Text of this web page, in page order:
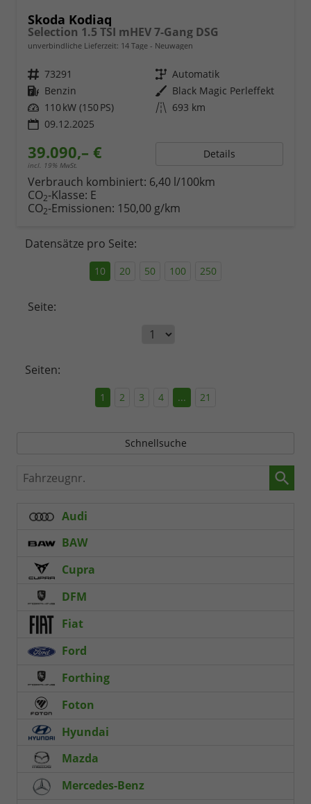
Skoda Kodiaq
Selection 1.5 TSI mHEV 7-Gang DSG
unverbindliche Lieferzeit: 14 Tage Neuwagen
Fahrzeugnr. 73291 Getriebe Automatik
Kraftstoff Benzin Außenfarbe Black Magic Perleffekt
Leistung 110 kW (150 PS) Kilometerstand 693 km
09.12.2025
39.090,– €
incl. 19% MwSt.
Details
Verbrauch kombiniert: 6,40 l/100km
CO2-Klasse: E
CO2-Emissionen: 150,00 g/km
Datensätze pro Seite:
10 20 50 100 250
Seite:
Seiten:
1 2 3 4 ... 21
Schnellsuche
Fahrzeugnr.
Audi
BAW
Cupra
DFM
Fiat
Ford
Forthing
Foton
Hyundai
Mazda
Mercedes-Benz